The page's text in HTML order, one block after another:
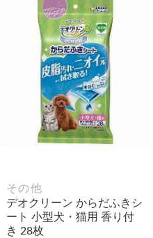
その他
デオクリーン からだふきシ
ート 小型犬・猫用 香り付
き 28枚